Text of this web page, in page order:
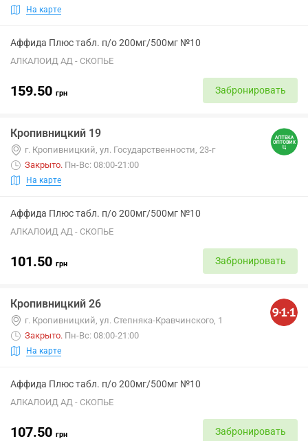
На карте
Аффида Плюс табл. п/о 200мг/500мг №10
АЛКАЛОИД АД - СКОПЬЕ
159.50 грн Забронировать
Кропивницкий 19
г. Кропивницкий, ул. Государственности, 23-г
Закрыто. Пн-Вс: 08:00-21:00
На карте
Аффида Плюс табл. п/о 200мг/500мг №10
АЛКАЛОИД АД - СКОПЬЕ
101.50 грн Забронировать
Кропивницкий 26
г. Кропивницкий, ул. Степняка-Кравчинского, 1
Закрыто. Пн-Вс: 08:00-21:00
На карте
Аффида Плюс табл. п/о 200мг/500мг №10
АЛКАЛОИД АД - СКОПЬЕ
107.50 грн Забронировать